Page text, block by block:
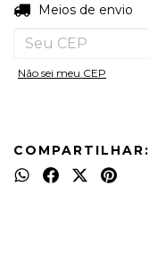
Entregas para o CEP:
Meios de envio
Não sei meu CEP
COMPARTILHAR: